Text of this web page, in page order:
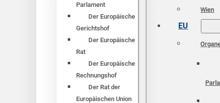
Parlament
Der Europäische
Gerichtshof
Der Europäische
Rat
Der Europäische
Rechnungshof
Der Rat der
Europäischen Union
Wien
EU